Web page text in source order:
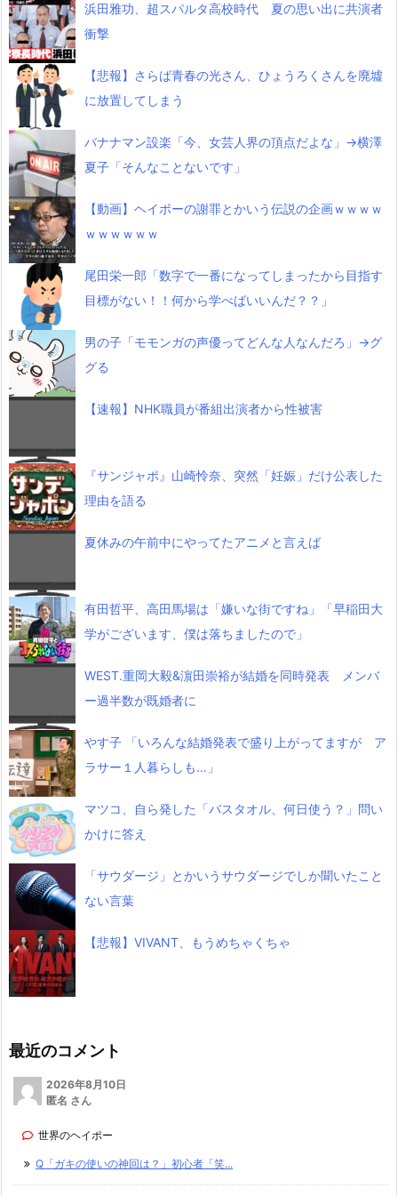
浜田雅功、超スパルタ高校時代 夏の思い出に共演者
衝撃
【悲報】さらば青春の光さん、ひょうろくさんを廃墟
に放置してしまう
バナナマン設楽「今、女芸人界の頂点だよな」→横澤
夏子「そんなことないです」
【動画】ヘイポーの謝罪とかいう伝説の企画ｗｗｗｗ
ｗｗｗｗｗｗ
尾田栄一郎「数字で一番になってしまったから目指す
目標がない！！何から学べばいいんだ？？」
男の子「モモンガの声優ってどんな人なんだろ」→グ
グる
【速報】NHK職員が番組出演者から性被害
『サンジャポ』山崎怜奈、突然「妊娠」だけ公表した
理由を語る
夏休みの午前中にやってたアニメと言えば
有田哲平、高田馬場は「嫌いな街ですね」「早稲田大
学がございます、僕は落ちましたので」
WEST.重岡大毅&濵田崇裕が結婚を同時発表 メンバ
ー過半数が既婚者に
やす子 「いろんな結婚発表で盛り上がってますが ア
ラサー１人暮らしも…」
マツコ、自ら発した「バスタオル、何日使う？」問い
かけに答え
「サウダージ」とかいうサウダージでしか聞いたこと
ない言葉
【悲報】VIVANT、もうめちゃくちゃ
最近のコメント
2026年8月10日
匿名 さん
世界のヘイポー
Q「ガキの使いの神回は？」初心者「笑...